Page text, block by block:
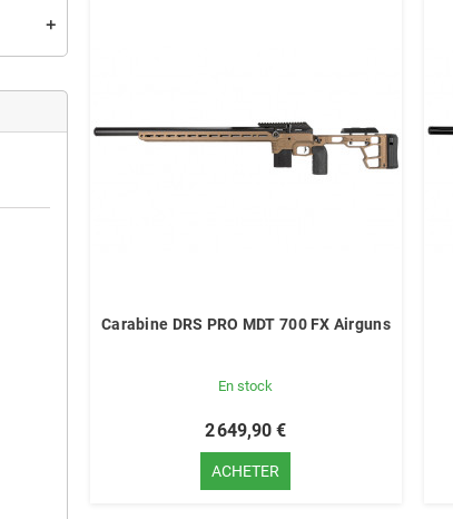
add
Carabine DRS PRO MDT 700 FX Airguns
En stock
2 649,90 €
ACHETER